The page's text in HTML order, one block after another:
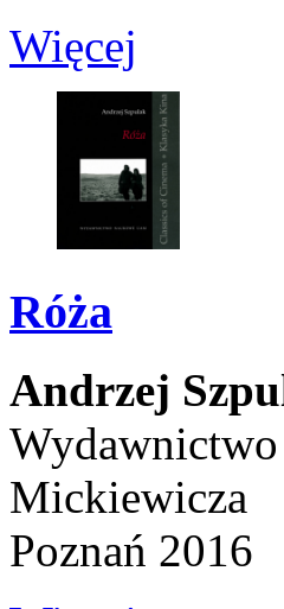
Więcej
Róża
Andrzej
Mickiewicza
Poznań 2016